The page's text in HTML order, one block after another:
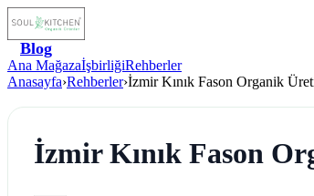
Blog
Ana MağazaİşbirliğiRehberler
Anasayfa›Rehberler›İzmir Kınık Fason Organik
İzmir Kınık Fason